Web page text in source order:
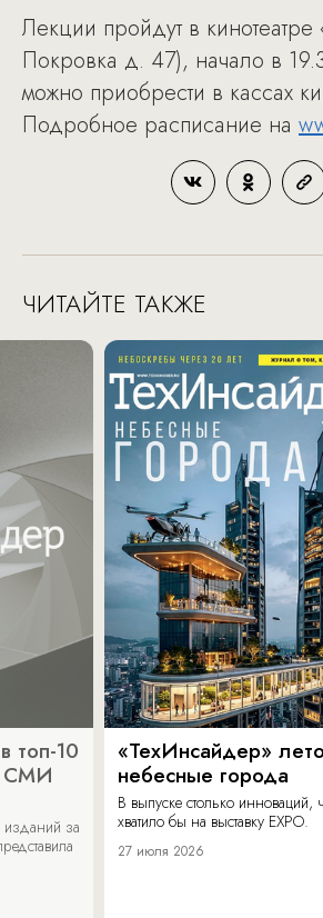
Лекции пройдут в
Покровка д. 47), начало в
можно приобрести в кассах
Подробное расписание на
ЧИТАЙТЕ ТАКЖЕ
топ-10
СМИ
изданий за
«ТехИнсайдер»
небесные города
В выпуске столько инноваций,
хватило бы на выставку EXPO.
27 июля 2026